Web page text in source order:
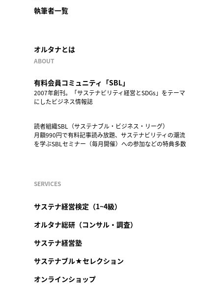
執筆者一覧
オルタナとは
ABOUT
有料会員コミュニティ「SBL」
2007年創刊。「サステナビリティ経営とSDGs」をテーマ
にしたビジネス情報誌
読者組織SBL（サステナブル・ビジネス・リーグ）
月額990円で有料記事読み放題、サステナビリティの潮流
を学ぶSBLセミナー（毎月開催）への参加などの特典多数
SERVICES
サステナ経営検定（1~4級）
オルタナ総研（コンサル・調査）
サステナ経営塾
サステナブル★セレクション
オンラインショップ